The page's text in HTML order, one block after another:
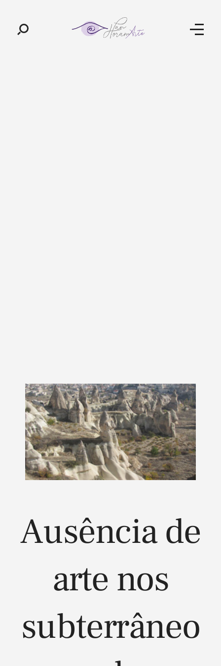
Ausência de
arte nos
subterrâneo